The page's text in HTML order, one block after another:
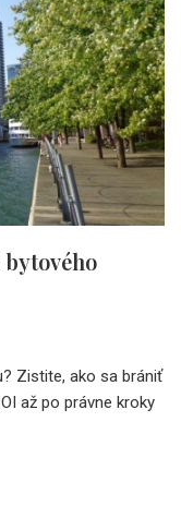
Zistite, ako sa brániť
až po právne kroky